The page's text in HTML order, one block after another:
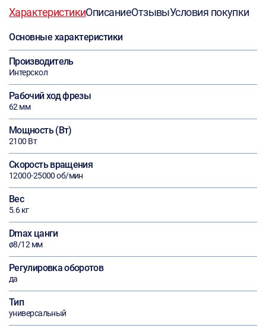
ХарактеристикиОписаниеОтзывыУсловия покупки
Основные характеристики
Производитель
Интерскол
Рабочий ход фрезы
62 мм
Мощность (Вт)
2100 Вт
Скорость вращения
12000-25000 об/мин
Вес
5.6 кг
Dmax цанги
ø8/12 мм
Регулировка оборотов
да
Тип
универсальный